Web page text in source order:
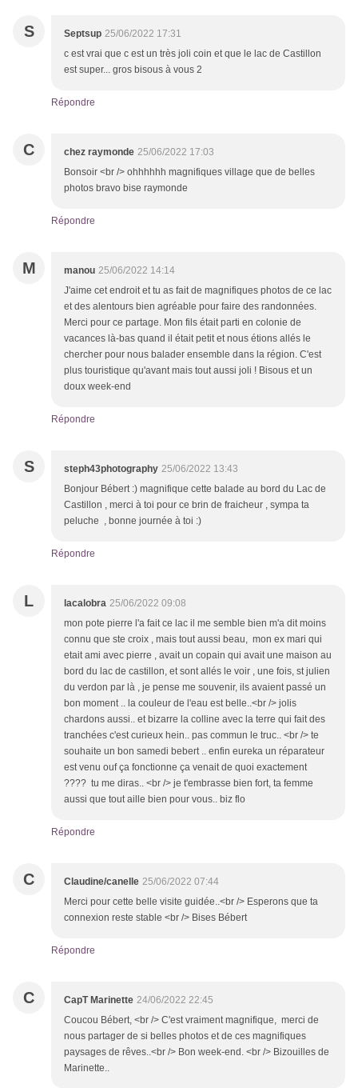
S Septsup 25/06/2022 17:31
c est vrai que c est un très joli coin et que le lac de Castillon
est super... gros bisous à vous 2
Répondre
C chez raymonde 25/06/2022 17:03
Bonsoir <br /> ohhhhhh magnifiques village que de belles
photos bravo bise raymonde
Répondre
M manou 25/06/2022 14:14
J'aime cet endroit et tu as fait de magnifiques photos de ce lac
et des alentours bien agréable pour faire des randonnées.
Merci pour ce partage. Mon fils était parti en colonie de
vacances là-bas quand il était petit et nous étions allés le
chercher pour nous balader ensemble dans la région. C'est
plus touristique qu'avant mais tout aussi joli ! Bisous et un
doux week-end
Répondre
S steph43photography 25/06/2022 13:43
Bonjour Bébert :) magnifique cette balade au bord du Lac de
Castillon , merci à toi pour ce brin de fraicheur , sympa ta
peluche , bonne journée à toi :)
Répondre
L lacalobra 25/06/2022 09:08
mon pote pierre l'a fait ce lac il me semble bien m'a dit moins
connu que ste croix , mais tout aussi beau, mon ex mari qui
etait ami avec pierre , avait un copain qui avait une maison au
bord du lac de castillon, et sont allés le voir , une fois, st julien
du verdon par là , je pense me souvenir, ils avaient passé un
bon moment .. la couleur de l'eau est belle..<br /> jolis
chardons aussi.. et bizarre la colline avec la terre qui fait des
tranchées c'est curieux hein.. pas commun le truc.. <br /> te
souhaite un bon samedi bebert .. enfin eureka un réparateur
est venu ouf ça fonctionne ça venait de quoi exactement
???? tu me diras.. <br /> je t'embrasse bien fort, ta femme
aussi que tout aille bien pour vous.. biz flo
Répondre
C Claudine/canelle 25/06/2022 07:44
Merci pour cette belle visite guidée..<br /> Esperons que ta
connexion reste stable <br /> Bises Bébert
Répondre
C CapT Marinette 24/06/2022 22:45
Coucou Bébert, <br /> C'est vraiment magnifique, merci de
nous partager de si belles photos et de ces magnifiques
paysages de rêves..<br /> Bon week-end. <br /> Bizouilles de
Marinette..